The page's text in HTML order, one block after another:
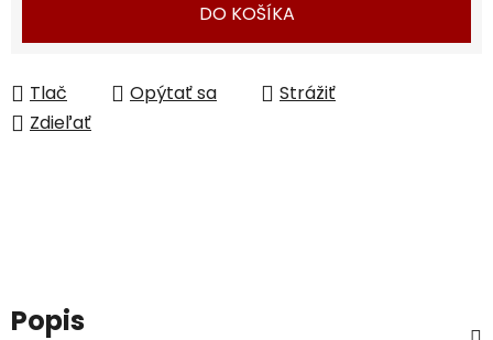
DO KOŠÍKA
Tlač Opýtať sa
Strážiť
Zdieľať
Popis